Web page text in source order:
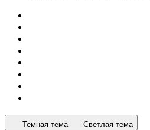
Темная тема Светлая тема